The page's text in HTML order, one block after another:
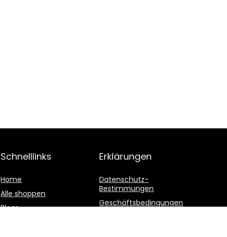
Schnelllinks
Home
Alle shoppen
Blogs
Erklärungen
Datenschutz-
Bestimmungen
Geschäftsbedingungen